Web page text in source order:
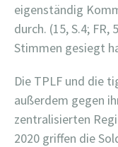
eigenständig
durch. (15, S.4;
Stimmen gesiegt
Die TPLF und die
außerdem gegen
zentralisierten
2020 griffen die